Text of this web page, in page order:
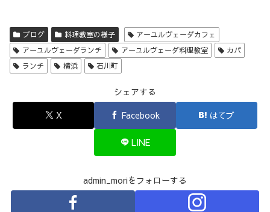
ブログ 料理教室の様子
アーユルヴェーダカフェ
アーユルヴェーダランチ
アーユルヴェーダ料理教室
カパ
ランチ
横浜 石川町
シェアする
X
Facebook はてブ
LINE
admin_moriをフォローする